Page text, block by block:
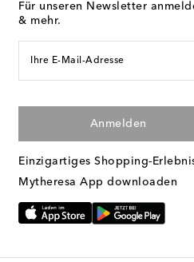
Für unseren Newsletter
& mehr.
Ihre E-Mail-Adresse
Anmelden
Einzigartiges Shopping-
Mytheresa App downloaden